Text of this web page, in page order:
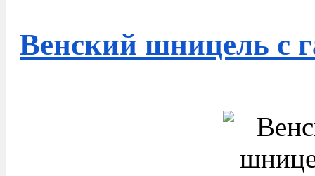
Венский шницель с